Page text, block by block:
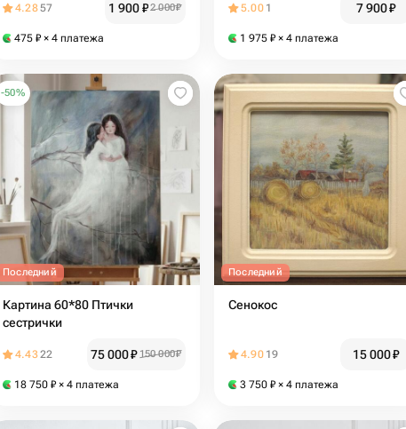
4.2857 1 900₽2 000₽
475 ₽ × 4 платежа
5.00 1 7 900₽
1 975 ₽ × 4 платежа
-50%
Последний
Картина 60*80 Птички
сестрички
4.4322 75 000₽ 150 000₽
18 750 ₽ × 4 платежа
Последний
Сенокос
4.90 19 15 000₽
3 750 ₽ × 4 платежа